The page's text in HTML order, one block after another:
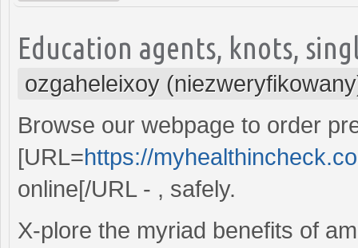
Education agents, knots,
ozgaheleixoy
Browse our webpage to order
[URL=https://
online[/URL - , safely.
X-plore the myriad benefits of